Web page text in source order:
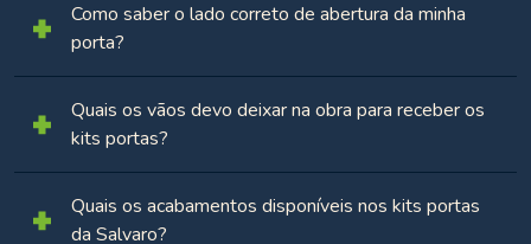
Como saber o lado correto de abertura da minha
porta?
Quais os vãos devo deixar na obra para receber os
kits portas?
Quais os acabamentos disponíveis nos kits portas
da Salvaro?